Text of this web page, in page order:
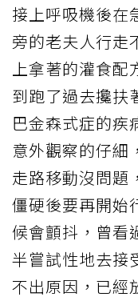
接上呼吸機後在
旁的老夫人行走
上拿著的灌食配
到跑了過去攙扶
巴金森式症的疾
意外觀察的仔細
走路移動沒問題
僵硬後要再開始
候會顫抖，曾看
半嘗試性地去接
不出原因，已經